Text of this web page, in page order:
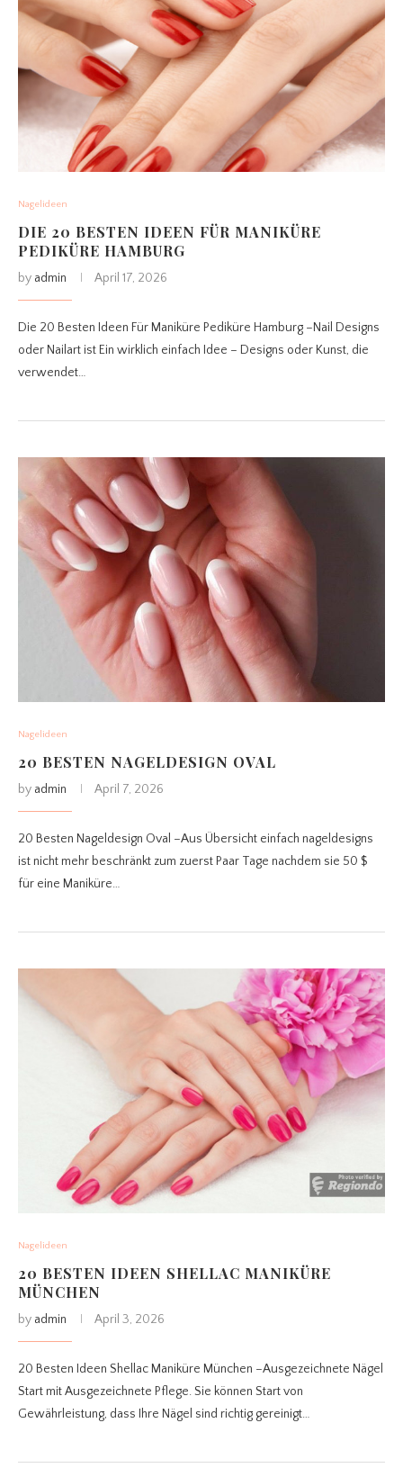
Nagelideen
DIE 20 BESTEN IDEEN FÜR MANIKÜRE
PEDIKÜRE HAMBURG
by admin April 17, 2026
Die 20 Besten Ideen Für Maniküre Pediküre Hamburg –Nail Designs
oder Nailart ist Ein wirklich einfach Idee – Designs oder Kunst, die
verwendet…
Nagelideen
20 BESTEN NAGELDESIGN OVAL
by admin April 7, 2026
20 Besten Nageldesign Oval –Aus Übersicht einfach nageldesigns
ist nicht mehr beschränkt zum zuerst Paar Tage nachdem sie 50 $
für eine Maniküre…
Nagelideen
20 BESTEN IDEEN SHELLAC MANIKÜRE
MÜNCHEN
by admin April 3, 2026
20 Besten Ideen Shellac Maniküre München –Ausgezeichnete Nägel
Start mit Ausgezeichnete Pflege. Sie können Start von
Gewährleistung, dass Ihre Nägel sind richtig gereinigt…